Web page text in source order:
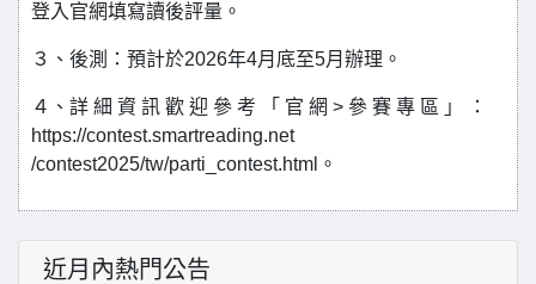
登入官網填寫讀後評量。
３、後測：預計於2026年4月底至5月辦理。
４、詳 細 資 訊 歡 迎 參 考 「 官 網 > 參 賽 專 區 」 ：
https://contest.smartreading.net
/contest2025/tw/parti_contest.html。
近月內熱門公告